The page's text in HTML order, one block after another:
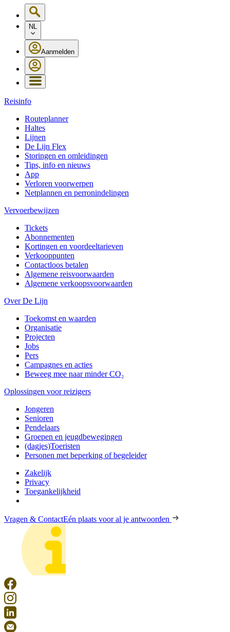
NL
Aanmelden
Reisinfo
Routeplanner
Haltes
Lijnen
De Lijn Flex
Storingen en omleidingen
Tips, info en nieuws
App
Verloren voorwerpen
Netplannen en perronindelingen
Vervoerbewijzen
Tickets
Abonnementen
Kortingen en voordeeltarieven
Verkooppunten
Contactloos betalen
Algemene reisvoorwaarden
Algemene verkoopsvoorwaarden
Over De Lijn
Toekomst en waarden
Organisatie
Projecten
Jobs
Pers
Campagnes en acties
Beweeg mee naar minder CO₂
Oplossingen voor reizigers
Jongeren
Senioren
Pendelaars
Groepen en jeugdbewegingen
(dagjes)Toeristen
Personen met beperking of begeleider
Zakelijk
Privacy
Toegankelijkheid
Vragen & ContactEén plaats voor al je antwoorden